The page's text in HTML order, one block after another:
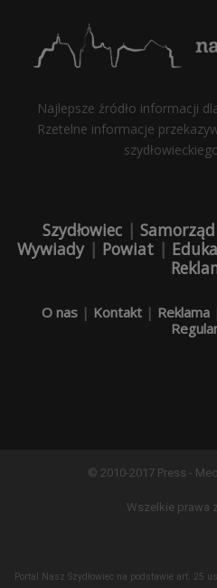
Najlepsze źródło informacji
Rzetelne informacje
Szydłowiec | Samorząd
Wywiady| Powiat |
O nas| Kontakt| Reklama
© 2010-2017 Press -
Wszelkie prawa
Portal Nasz Szydłowiec na podstawie art. 25